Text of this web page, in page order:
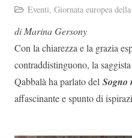
Eventi, Giornata europea
di Marina Gersony
Con la chiarezza e la grazia
contraddistinguono, la
Qabbalà ha parlato del Sogno
affascinante e spunto di